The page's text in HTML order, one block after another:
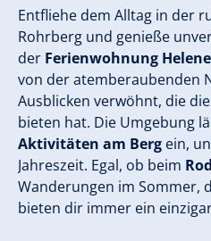
Entfliehe dem Alltag in der
Rohrberg und genieße
der Ferienwohnung
von der atemberaubenden
Ausblicken verwöhnt, die
bieten hat. Die Umgebung
Aktivitäten am Berg ein,
Jahreszeit. Egal, ob beim
Wanderungen im Sommer,
bieten dir immer ein